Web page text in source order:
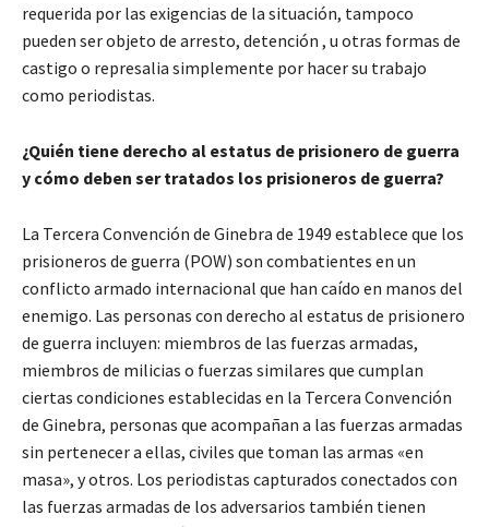
requerida por las exigencias de la situación, tampoco
pueden ser objeto de arresto, detención , u otras formas de
castigo o represalia simplemente por hacer su trabajo
como periodistas.
¿Quién tiene derecho al estatus de prisionero de guerra
y cómo deben ser tratados los prisioneros de guerra?
La Tercera Convención de Ginebra de 1949 establece que los
prisioneros de guerra (POW) son combatientes en un
conflicto armado internacional que han caído en manos del
enemigo. Las personas con derecho al estatus de prisionero
de guerra incluyen: miembros de las fuerzas armadas,
miembros de milicias o fuerzas similares que cumplan
ciertas condiciones establecidas en la Tercera Convención
de Ginebra, personas que acompañan a las fuerzas armadas
sin pertenecer a ellas, civiles que toman las armas «en
masa», y otros. Los periodistas capturados conectados con
las fuerzas armadas de los adversarios también tienen